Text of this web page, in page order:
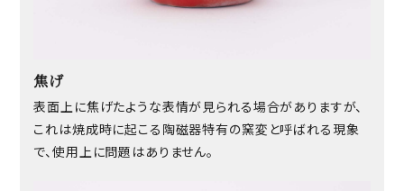
焦げ
表面上に焦げたような表情が見られる場合がありますが、
これは焼成時に起こる陶磁器特有の窯変と呼ばれる現象
で、使用上に問題はありません。